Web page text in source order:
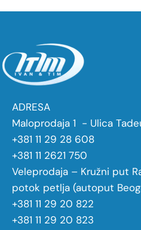
ADRESA
Maloprodaja 1 - Ulica
+381 11 29 28 608
+381 11 2621 750
Veleprodaja – Kružni put
potok petlja (autoput
+381 11 29 20 822
+381 11 29 20 823